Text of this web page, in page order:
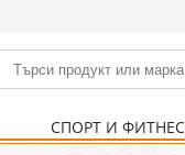
СПОРТ И ФИТНЕС